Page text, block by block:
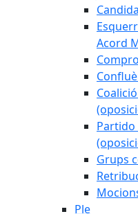
Acord
Grups
Ple